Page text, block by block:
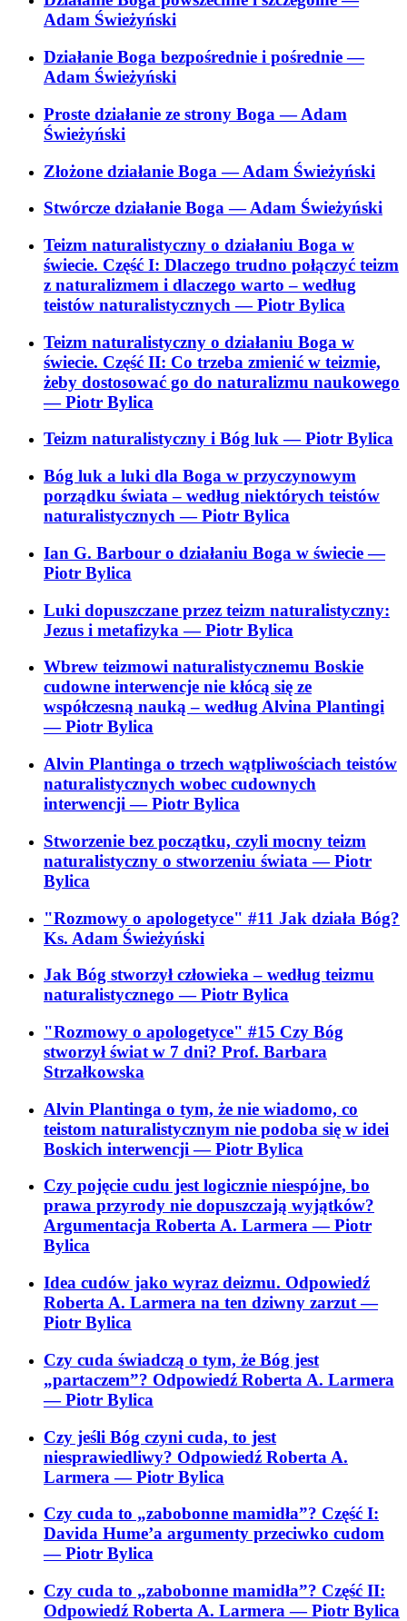
Adam Świeżyński
Działanie Boga bezpośrednie i pośrednie—
Adam Świeżyński
Proste działanie ze strony Boga— Adam
Świeżyński
Złożone działanie Boga— Adam Świeżyński
Stwórcze działanie Boga— Adam Świeżyński
Teizm naturalistyczny o działaniu Boga w
świecie. Część I: Dlaczego trudno połączyć teizm
z naturalizmem i dlaczego warto – według
teistów naturalistycznych— Piotr Bylica
Teizm naturalistyczny o działaniu Boga w
świecie. Część II: Co trzeba zmienić w teizmie,
żeby dostosować go do naturalizmu naukowego
— Piotr Bylica
Teizm naturalistyczny i Bóg luk— Piotr Bylica
Bóg luk a luki dla Boga w przyczynowym
porządku świata – według niektórych teistów
naturalistycznych— Piotr Bylica
Ian G. Barbour o działaniu Boga w świecie—
Piotr Bylica
Luki dopuszczane przez teizm naturalistyczny:
Jezus i metafizyka— Piotr Bylica
Wbrew teizmowi naturalistycznemu Boskie
cudowne interwencje nie kłócą się ze
współczesną nauką – według Alvina Plantingi
— Piotr Bylica
Alvin Plantinga o trzech wątpliwościach teistów
naturalistycznych wobec cudownych
interwencji— Piotr Bylica
Stworzenie bez początku, czyli mocny teizm
naturalistyczny o stworzeniu świata— Piotr
Bylica
"Rozmowy o apologetyce" #11 Jak działa Bóg?
Ks. Adam Świeżyński
Jak Bóg stworzył człowieka – według teizmu
naturalistycznego— Piotr Bylica
"Rozmowy o apologetyce" #15 Czy Bóg
stworzył świat w 7 dni? Prof. Barbara
Strzałkowska
Alvin Plantinga o tym, że nie wiadomo, co
teistom naturalistycznym nie podoba się w idei
Boskich interwencji— Piotr Bylica
Czy pojęcie cudu jest logicznie niespójne, bo
prawa przyrody nie dopuszczają wyjątków?
Argumentacja Roberta A. Larmera— Piotr
Bylica
Idea cudów jako wyraz deizmu. Odpowiedź
Roberta A. Larmera na ten dziwny zarzut—
Piotr Bylica
Czy cuda świadczą o tym, że Bóg jest
„partaczem”? Odpowiedź Roberta A. Larmera
— Piotr Bylica
Czy jeśli Bóg czyni cuda, to jest
niesprawiedliwy? Odpowiedź Roberta A.
Larmera— Piotr Bylica
Czy cuda to „zabobonne mamidła”? Część I:
Davida Hume’a argumenty przeciwko cudom
— Piotr Bylica
Czy cuda to „zabobonne mamidła”? Część II:
Odpowiedź Roberta A. Larmera— Piotr Bylica